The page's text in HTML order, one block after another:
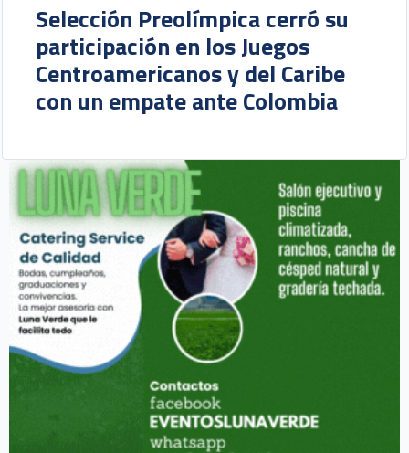
Selección Preolímpica cerró su
participación en los Juegos
Centroamericanos y del Caribe
con un empate ante Colombia